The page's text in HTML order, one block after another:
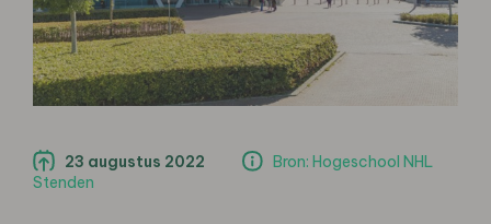
23 augustus 2022
Bron: Hogeschool NHL
Stenden